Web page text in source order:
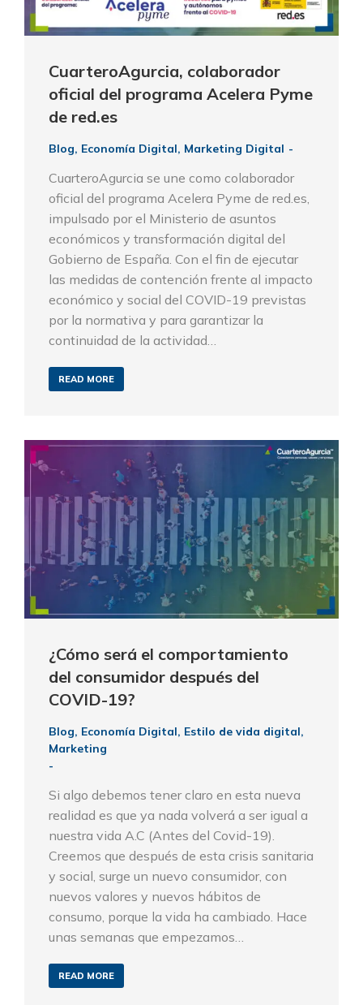
CuarteroAgurcia, colaborador
oficial del programa Acelera Pyme
de red.es
Blog, Economía Digital, Marketing Digital
CuarteroAgurcia se une como colaborador
oficial del programa Acelera Pyme de red.es,
impulsado por el Ministerio de asuntos
económicos y transformación digital del
Gobierno de España. Con el fin de ejecutar
las medidas de contención frente al impacto
económico y social del COVID-19 previstas
por la normativa y para garantizar la
continuidad de la actividad…
READ MORE
¿Cómo será el comportamiento
del consumidor después del
COVID-19?
Blog, Economía Digital, Estilo de vida digital,
Marketing
Si algo debemos tener claro en esta nueva
realidad es que ya nada volverá a ser igual a
nuestra vida A.C (Antes del Covid-19).
Creemos que después de esta crisis sanitaria
y social, surge un nuevo consumidor, con
nuevos valores y nuevos hábitos de
consumo, porque la vida ha cambiado. Hace
unas semanas que empezamos…
READ MORE